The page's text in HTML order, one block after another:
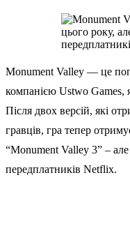
Monument Valley — це
компанією Ustwo Games,
Після двох версій, які
гравців, гра тепер
“Monument Valley 3” –
передплатників Netflix.